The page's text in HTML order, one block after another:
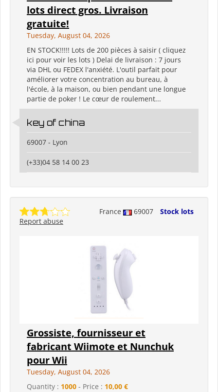
lots direct gros. Livraison
gratuite!
Tuesday, August 04, 2026
EN STOCK!!!!! Lots de 200 pièces à saisir ( cliquez
ici pour voir les lots ) Delai de livraison : 7 jours
via DHL ou FEDEX l'anxiété. L'outil parfait pour
améliorer votre concentration au bureau, à
l'école, à la maison, ou bien pendant une longue
partie de poker ! Le cœur de roulement...
key of china
69007 - Lyon
(+33)04 58 14 00 23
France 69007
Stock lots
Report abuse
Grossiste, fournisseur et
fabricant Wiimote et Nunchuk
pour Wii
Tuesday, August 04, 2026
Quantity : 1000 - Price : 10,00 €